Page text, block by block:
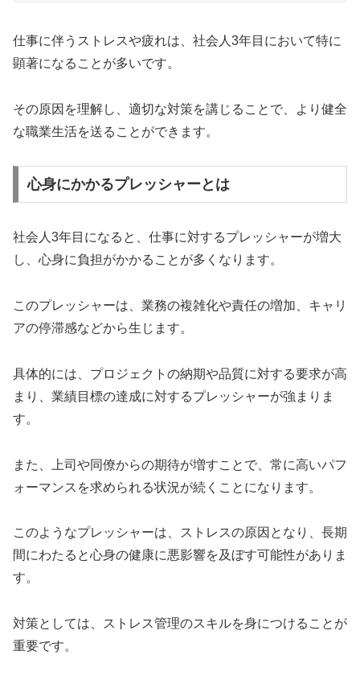
仕事に伴うストレスや疲れは、社会人3年目において特に
顕著になることが多いです。
その原因を理解し、適切な対策を講じることで、より健全
な職業生活を送ることができます。
心身にかかるプレッシャーとは
社会人3年目になると、仕事に対するプレッシャーが増大
し、心身に負担がかかることが多くなります。
このプレッシャーは、業務の複雑化や責任の増加、キャリ
アの停滞感などから生じます。
具体的には、プロジェクトの納期や品質に対する要求が高
まり、業績目標の達成に対するプレッシャーが強まりま
す。
また、上司や同僚からの期待が増すことで、常に高いパフ
ォーマンスを求められる状況が続くことになります。
このようなプレッシャーは、ストレスの原因となり、長期
間にわたると心身の健康に悪影響を及ぼす可能性がありま
す。
対策としては、ストレス管理のスキルを身につけることが
重要です。